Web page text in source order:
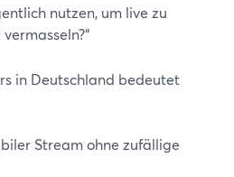
nutzen, um live zu
in Deutschland bedeutet
Stream ohne zufällige